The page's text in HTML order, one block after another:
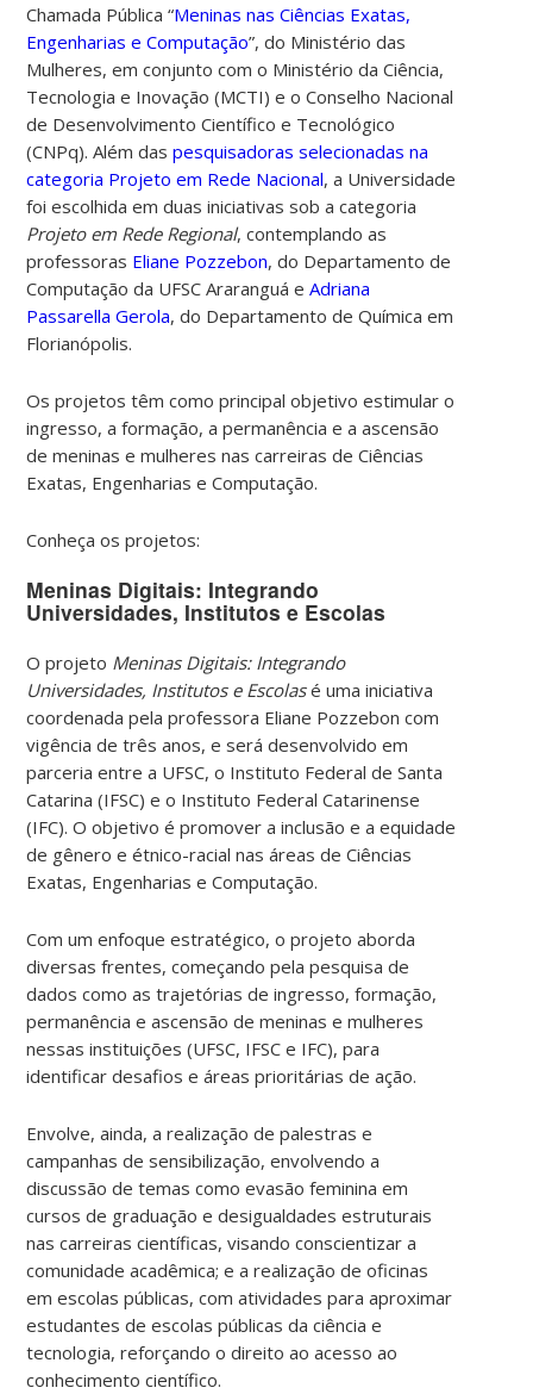
Chamada Pública “Meninas nas Ciências Exatas,
Engenharias e Computação”, do Ministério das
Mulheres, em conjunto com o Ministério da Ciência,
Tecnologia e Inovação (MCTI) e o Conselho Nacional
de Desenvolvimento Científico e Tecnológico
(CNPq).Além daspesquisadoras selecionadas na
categoria Projeto em Rede Nacional, a Universidade
foi escolhida em duas iniciativas sob a categoria
Projeto em Rede Regional, contemplando as
professoras Eliane Pozzebon, do Departamento de
Computação da UFSC Araranguá eAdriana
Passarella Gerola, do Departamento de Química em
Florianópolis.
Os projetos têm como principal objetivo estimular o
ingresso, a formação, a permanência e a ascensão
de meninas e mulheres nas carreiras de Ciências
Exatas, Engenharias e Computação.
Conheça os projetos:
Meninas Digitais: Integrando
Universidades, Institutos e Escolas
O projeto Meninas Digitais: Integrando
Universidades, Institutos e Escolasé uma iniciativa
coordenada pela professora Eliane Pozzebon com
vigência de três anos, e será desenvolvido em
parceria entre a UFSC, o Instituto Federal de Santa
Catarina (IFSC) e o Instituto Federal Catarinense
(IFC). O objetivo é promover a inclusão e a equidade
de gênero e étnico-racial nas áreas de Ciências
Exatas, Engenharias e Computação.
Com um enfoque estratégico, o projeto aborda
diversas frentes, começando pela pesquisa de
dados como as trajetórias de ingresso, formação,
permanência e ascensão de meninas e mulheres
nessas instituições (UFSC, IFSC e IFC), para
identificar desafios e áreas prioritárias de ação.
Envolve, ainda, a realização de palestras e
campanhas de sensibilização, envolvendo a
discussão de temas como evasão feminina em
cursos de graduação e desigualdades estruturais
nas carreiras científicas, visando conscientizar a
comunidade acadêmica; e a realização de oficinas
em escolas públicas, com atividades para aproximar
estudantes de escolas públicas da ciência e
tecnologia, reforçando o direito ao acesso ao
conhecimento científico.